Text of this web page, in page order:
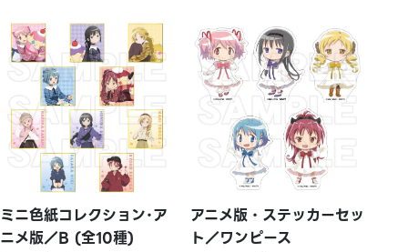
ミニ色紙コレクション･ア
ニメ版／B (全10種)
アニメ版・ステッカーセッ
ト／ワンピース